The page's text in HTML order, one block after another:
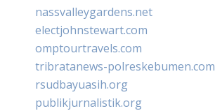
nassvalleygardens.net
electjohnstewart.com
omptourtravels.com
tribratanews-polreskebumen.com
rsudbayuasih.org
publikjurnalistik.org